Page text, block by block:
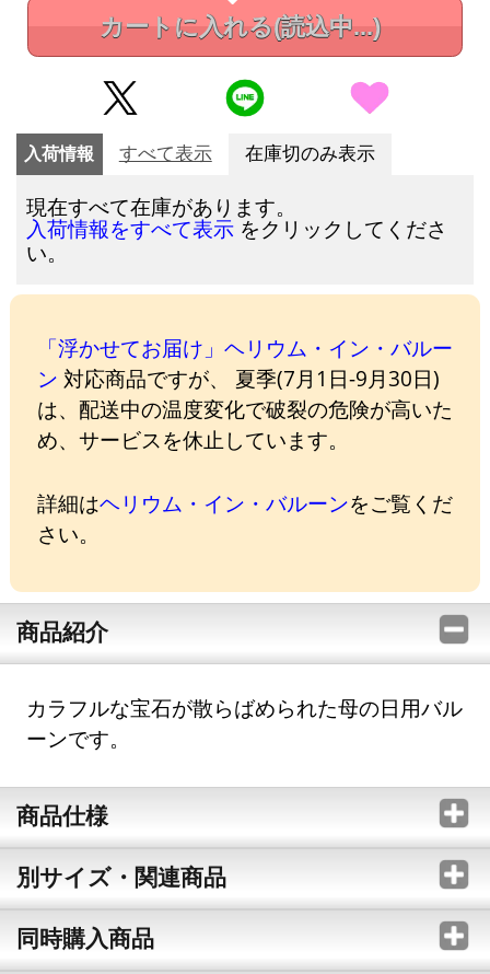
カートに入れる(読込中...)
入荷情報 すべて表示 在庫切のみ表示
現在すべて在庫があります。
入荷情報をすべて表示 をクリックしてくださ
い。
「浮かせてお届け」ヘリウム・イン・バルー
ン 対応商品ですが、 夏季(7月1日-9月30日)
は、配送中の温度変化で破裂の危険が高いた
め、サービスを休止しています。
詳細はヘリウム・イン・バルーンをご覧くだ
さい。
商品紹介
カラフルな宝石が散らばめられた母の日用バル
ーンです。
商品仕様
別サイズ・関連商品
同時購入商品